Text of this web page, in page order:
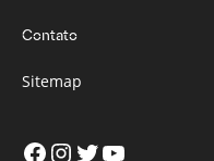
Contato
Sitemap
Facebook
Instagram
Twitter
Youtube